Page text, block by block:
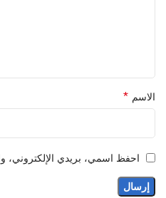
الاسم *
احفظ اسمي، بريدي الإلكتروني،